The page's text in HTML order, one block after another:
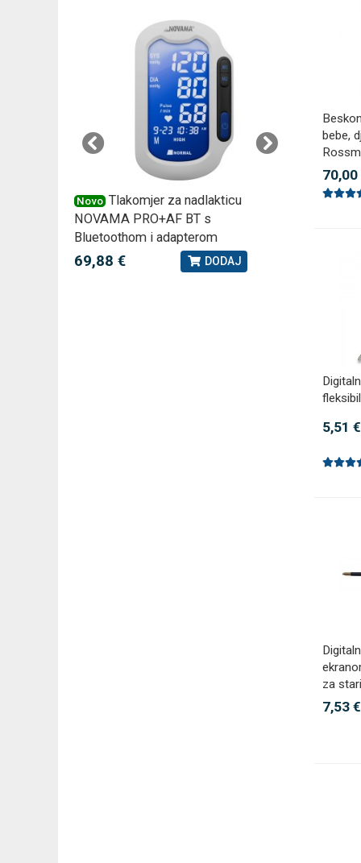
bebe,
70,00
5,51 €
za
7,53 €
Novo Tlakomjer za nadlakticu
NOVAMA PRO+AF BT s
Bluetoothom i adapterom
69,88 € DODAJ
Novo